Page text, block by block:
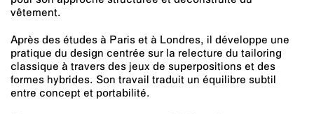
vêtement.
Après des études à Paris et à Londres, il développe une
pratique du design centrée sur la relecture du tailoring
classique à travers des jeux de superpositions et des
formes hybrides. Son travail traduit un équilibre subtil
entre concept et portabilité.